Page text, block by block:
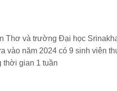
Thơ và trường Đại học
năm 2024 có 9 sinh viên
thời gian 1 tuần